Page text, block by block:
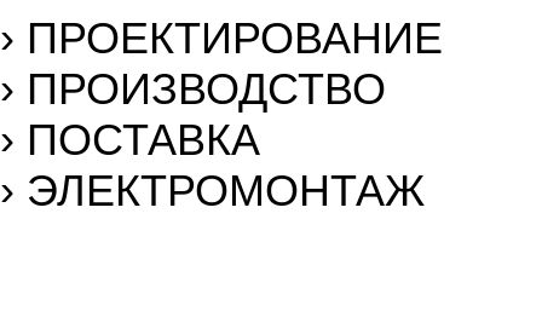
› ПРОЕКТИРОВАНИЕ
› ПРОИЗВОДСТВО
› ПОСТАВКА
› ЭЛЕКТРОМОНТАЖ